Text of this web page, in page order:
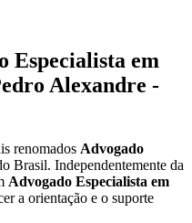
Especialista em
Alexandre -
renomados Advogado
Brasil. Independentemente da
Advogado Especialista em
a orientação e o suporte